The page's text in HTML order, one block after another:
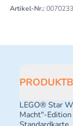
Artikel-Nr.:
LEGO® Star
Macht"-Edition